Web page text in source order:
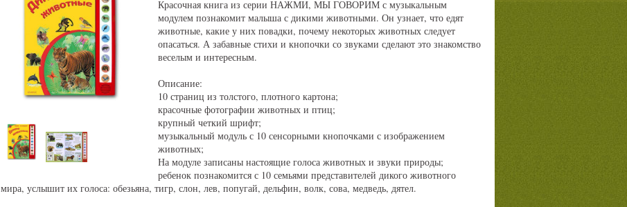
Красочная книга из серии НАЖМИ, МЫ ГОВОРИМ с музыкальным
модулем познакомит малыша с дикими животными. Он узнает, что едят
животные, какие у них повадки, почему некоторых животных следует
опасаться. А забавные стихи и кнопочки со звуками сделают это знакомство
веселым и интересным.
Описание:
10 страниц из толстого, плотного картона;
красочные фотографии животных и птиц;
крупный четкий шрифт;
музыкальный модуль с 10 сенсорными кнопочками с изображением
животных;
На модуле записаны настоящие голоса животных и звуки природы;
ребенок познакомится с 10 семьями представителей дикого животного
мира, услышит их голоса: обезьяна, тигр, слон, лев, попугай, дельфин, волк, сова, медведь, дятел.